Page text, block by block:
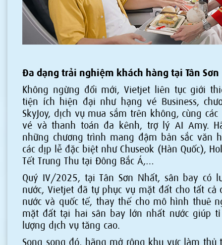
Đa dạng trải nghiệm khách hàng tại Tân Sơn
Không ngừng đổi mới, Vietjet liên tục giới
tiện ích hiện đại như hạng vé Business,
SkyJoy, dịch vụ mua sắm trên không, cùng
vé và thanh toán đa kênh, trợ lý AI Amy.
những chương trình mang đậm bản sắc văn
các dịp lễ đặc biệt như Chuseok (Hàn Quốc),
Tết Trung Thu tại Đông Bắc Á,…
Quý IV/2025, tại Tân Sơn Nhất, sân bay có
nước, Vietjet đã tự phục vụ mặt đất cho tất cả
nước và quốc tế, thay thế cho mô hình thuê
mặt đất tại hai sân bay lớn nhất nước giúp
lượng dịch vụ tăng cao.
Song song đó, hãng mở rộng khu vực làm thủ